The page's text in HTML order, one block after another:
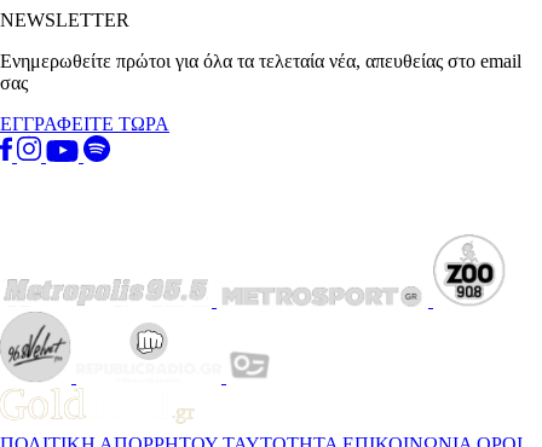
NEWSLETTER
Ενημερωθείτε πρώτοι για όλα τα τελεταία νέα, απευθείας στο email
σας
ΕΓΓΡΑΦΕΙΤΕ ΤΩΡΑ